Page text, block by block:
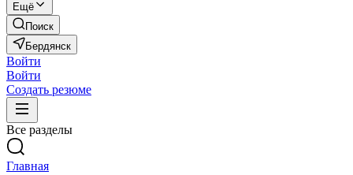
Ещё
Поиск
Бердянск
Войти
Войти
Создать резюме
Все разделы
Главная